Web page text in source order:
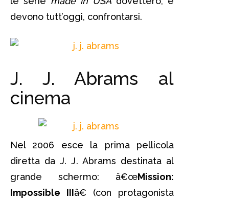
devono tutt’oggi, confrontarsi.
J. J. Abrams al
cinema
Nel 2006 esce la prima pellicola
diretta da J. J. Abrams destinata al
grande schermo: â€œMission:
Impossible IIIâ€ (con protagonista